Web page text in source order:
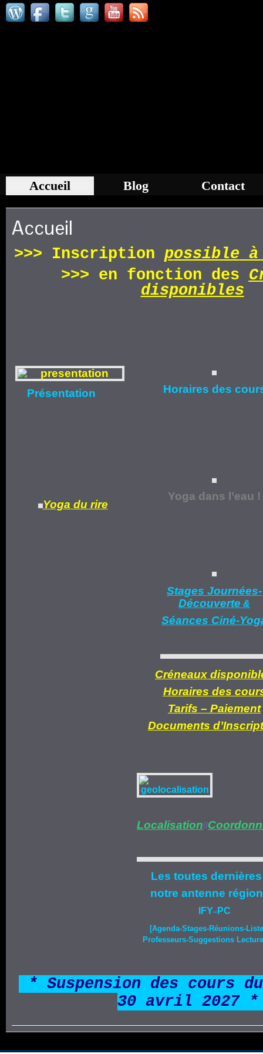
Accueil Blog Contact
Accueil
>>> Inscription possible à
>>> en fonction des
disponibles
Présentation Horaires des
Yoga du rire
Yoga dans l’eau !
Stages Journées-
Découverte &
Séances Ciné-
Créneaux
Horaires des
Tarifs – Paiement
Documents d’
Localisation//
Les toutes
notre antenne
IFY–PC
[Agenda-Stages-Réunions-
Professeurs-Suggestions
* Suspension des cours
30 avril 2027 *